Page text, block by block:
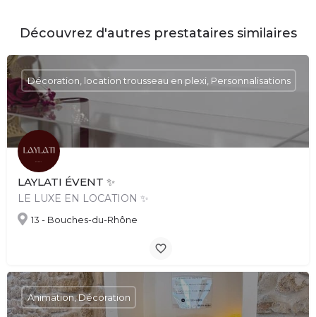
Découvrez d'autres prestataires similaires
LAYLATI ÉVENT ✨
LE LUXE EN LOCATION ✨
13 - Bouches-du-Rhône
Décoration, location trousseau en plexi, Personnalisations
Animation, Décoration